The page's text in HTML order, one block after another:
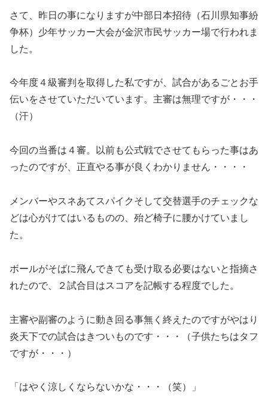
さて、昨日の事になりますが中部日本招待（石川県知事紛
争杯）少年サッカー大会が金沢市民サッカー場で行われま
した。
今年度４級審判を取得した私ですが、試合があるごとお手
伝いをさせていただいています。主審は無理ですが・・・
（汗）
今回の当番は４審。以前も公式戦でさせてもらった事はあ
ったのですが、正直やる事が良くわかりません・・・・
メンバーやスネあてスパイクそして交替選手のチェックな
どは心がけてはいるものの、殆ど椅子に腰かけていまし
た。
ボールがそばに飛んできても受け取る必要はないと指摘さ
れたので、２試合目はスコアを記帳する程度でした。
主審や副審のように動き回る事無く終えたのですがやはり
炎天下での試合はきついものです・・・（子供たちはタフ
ですが・・・）
「はやく涼しくならないかな・・・（笑）」